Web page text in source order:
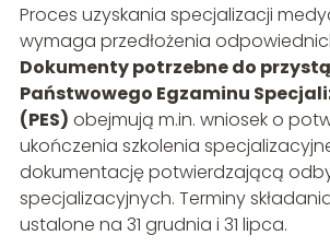
Proces uzyskania specjalizacji
wymaga przedłożenia
Dokumenty potrzebne do
Państwowego Egzaminu
(PES) obejmują m.in. wniosek o
ukończenia szkolenia
dokumentację potwierdzającą
specjalizacyjnych. Terminy
ustalone na 31 grudnia i 31 lipca.